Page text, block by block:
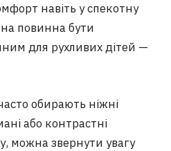
навіть у спекотну
повинна бути
для рухливих дітей —
обирають ніжні
або контрастні
можна звернути увагу